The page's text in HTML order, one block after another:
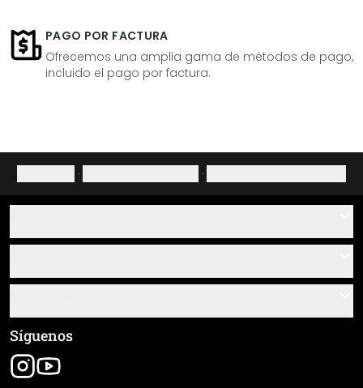
PAGO POR FACTURA
Ofrecemos una amplia gama de métodos de pago,
incluido el pago por factura.
· ·
Sobre nosotros
Resumen de materiales
Seguimiento de envío
Términos y condiciones generales (CGC)
Aviso legal
Síguenos